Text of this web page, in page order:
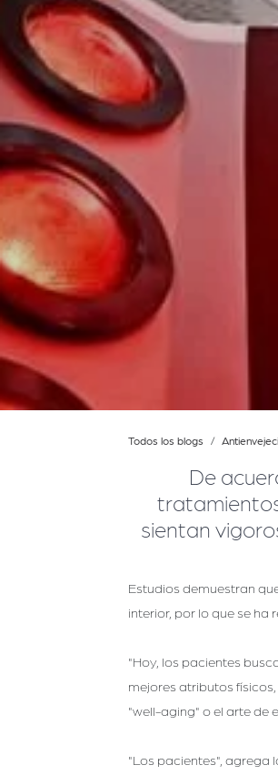
Todos los blogs
De
sientan
Estudios demuestran
interior, por lo que se ha
"Hoy, los pacientes
mejores atributos
"well-aging" o el arte de
"Los pacientes", agrega